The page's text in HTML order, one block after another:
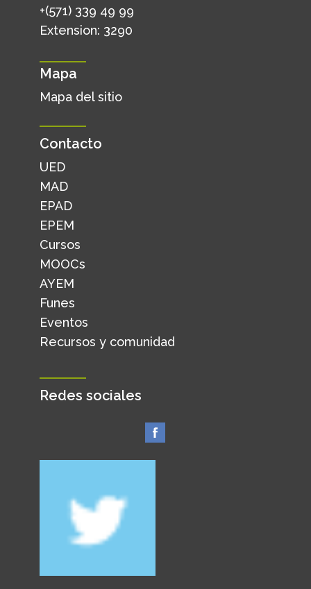
+(571) 339 49 99
Extension: 3290
Mapa
Mapa del sitio
Contacto
UED
MAD
EPAD
EPEM
Cursos
MOOCs
AYEM
Funes
Eventos
Recursos y comunidad
Redes sociales